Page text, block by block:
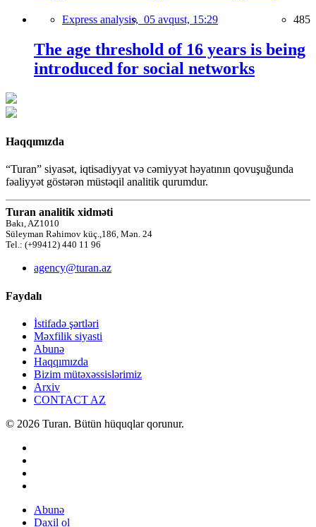
Express analysis, 05 avqust, 15:29 485
The age threshold of 16 years is being
introduced for social networks
Haqqımızda
“Turan” siyasət, iqtisadiyyat və cəmiyyət həyatının qovuşuğunda
fəaliyyət göstərən müstəqil analitik qurumdur.
Turan analitik xidməti
Bakı, AZ1010
Süleyman Rəhimov küç.,186, Mən. 24
Tel.: (+99412) 440 11 96
agency@turan.az
Faydalı
İstifadə şərtləri
Məxfilik siyasti
Abunə
Haqqımızda
Bizim mütəxəssislərimiz
Arxiv
CONTACT AZ
© 2026 Turan. Bütün hüquqlar qorunur.
Abunə
Daxil ol